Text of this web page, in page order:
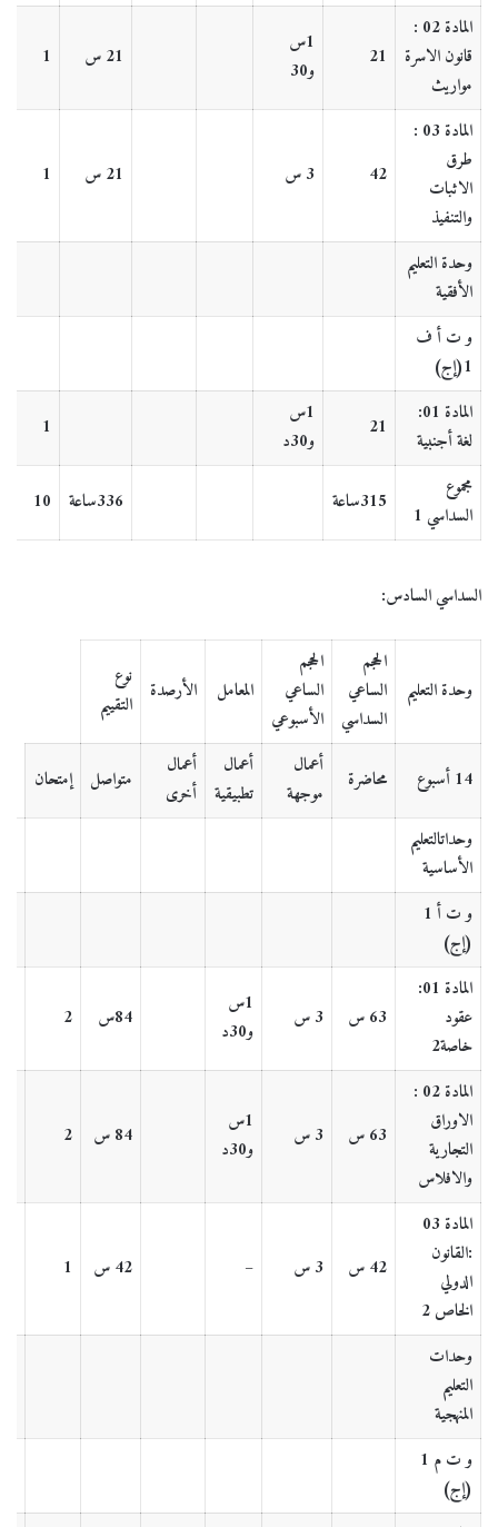
المادة 02
:
قانون الاسرة
مواريث
21
1س
و30
21 س 1
المادة 03 :
طرق
الاثبات
والتنفيذ
42 3 س 21 س 1
وحدة التعليم
الأفقية
و ت أ ف
1(إج)
المادة 01:
لغة أجنبية
21
1س
و30د
1
مجموع
السداسي 1
315ساعة 336ساعة 10
السداسي السادس:
وحدة التعليم
الحجم
الساعي
السداسي
الحجم
الساعي
الأسبوعي
المعامل الأرصدة
نوع
التقييم
14 أسبوع محاضرة
أعمال
موجهة
أعمال
تطبيقية
أعمال
أخرى
متواصل
إمتحان
وحداتالتعليم
الأساسية
و ت أ 1
(إج)
المادة 01:
عقود
خاصة2
63 س 3 س
1س
و30د
84س 2
المادة 02 :
الاوراق
التجارية
والافلاس
63 س 3 س
1س
و30د
84 س 2
المادة 03
:القانون
الدولي
الخاص 2
42 س 3 س – 42 س 1
وحدات
التعليم
المنهجية
و ت م 1
(إج)